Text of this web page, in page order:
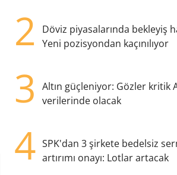
2
Döviz piyasalarında bekleyiş
Yeni pozisyondan kaçınılıyor
3
Altın güçleniyor: Gözler kritik
verilerinde olacak
4 SPK'dan 3 şirkete bedelsiz
artırımı onayı: Lotlar artacak